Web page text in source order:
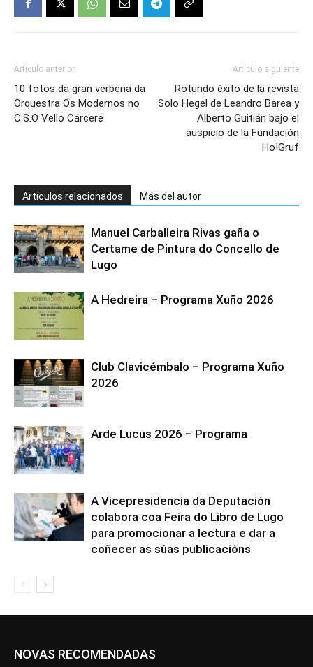
Artículo anterior
10 fotos da gran verbena da
Orquestra Os Modernos no
C.S.O Vello Cárcere
Artículo siguiente
Rotundo éxito de la revista
Solo Hegel de Leandro Barea y
Alberto Guitián bajo el
auspicio de la Fundación
Ho!Gruf
Artículos relacionados Más del autor
Manuel Carballeira Rivas gaña o
Certame de Pintura do Concello de
Lugo
A Hedreira – Programa Xuño 2026
Club Clavicémbalo – Programa Xuño
2026
Arde Lucus 2026 – Programa
A Vicepresidencia da Deputación
colabora coa Feira do Libro de Lugo
para promocionar a lectura e dar a
coñecer as súas publicacións
NOVAS RECOMENDADAS